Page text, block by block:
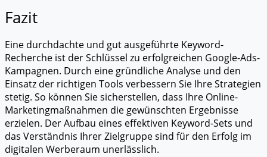
Fazit
Eine durchdachte und gut ausgeführte Keyword-
Recherche ist der Schlüssel zu erfolgreichen Google-Ads-
Kampagnen. Durch eine gründliche Analyse und den
Einsatz der richtigen Tools verbessern Sie Ihre Strategien
stetig. So können Sie sicherstellen, dass Ihre Online-
Marketingmaßnahmen die gewünschten Ergebnisse
erzielen. Der Aufbau eines effektiven Keyword-Sets und
das Verständnis Ihrer Zielgruppe sind für den Erfolg im
digitalen Werberaum unerlässlich.